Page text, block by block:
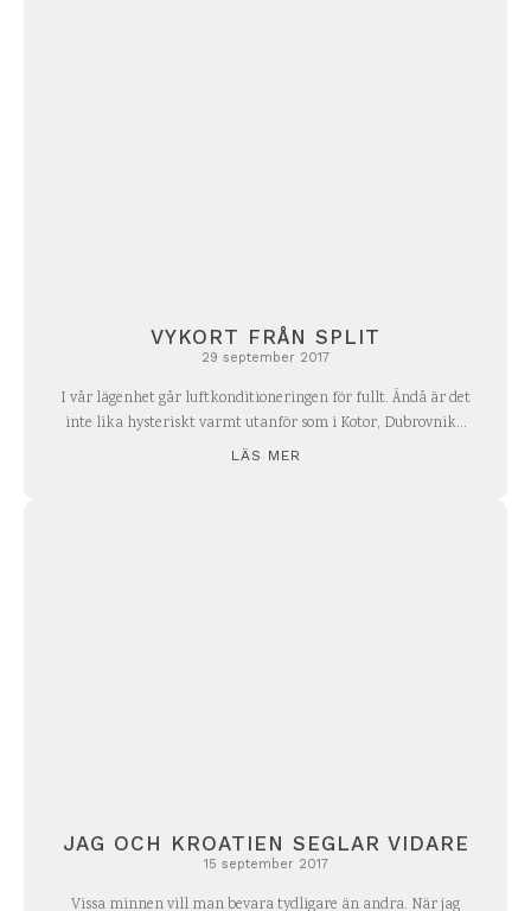
VYKORT FRÅN SPLIT
29 september 2017
I vår lägenhet går luftkonditioneringen för fullt. Ändå är det
inte lika hysteriskt varmt utanför som i Kotor, Dubrovnik...
LÄS MER
JAG OCH KROATIEN SEGLAR VIDARE
15 september 2017
Vissa minnen vill man bevara tydligare än andra. När jag